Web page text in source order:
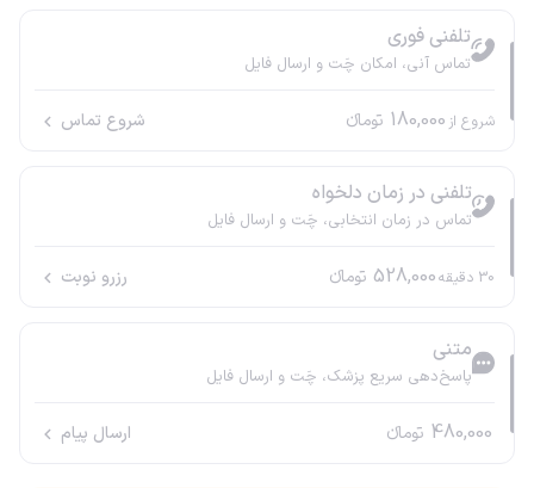
تلفنی فوری
تماس آنی، امکان چَت و ارسال فایل
شروع از 180,000 تومانء شروع تماس
تلفنی در زمان دلخواه
تماس در زمان انتخابی، چَت و ارسال فایل
30 دقیقه528,000 تومانء رزرو نوبت
متنی
پاسخ‌دهی سریع پزشک، چَت و ارسال فایل
480,000 تومانء ارسال پیام